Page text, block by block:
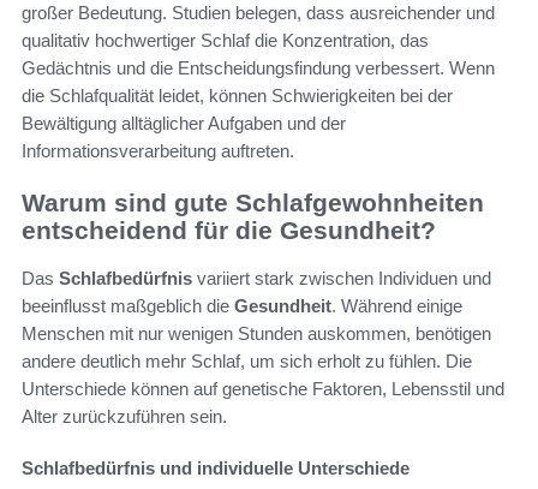
großer Bedeutung. Studien belegen, dass ausreichender und
qualitativ hochwertiger Schlaf die Konzentration, das
Gedächtnis und die Entscheidungsfindung verbessert. Wenn
die Schlafqualität leidet, können Schwierigkeiten bei der
Bewältigung alltäglicher Aufgaben und der
Informationsverarbeitung auftreten.
Warum sind gute Schlafgewohnheiten
entscheidend für die Gesundheit?
Das Schlafbedürfnis variiert stark zwischen Individuen und
beeinflusst maßgeblich die Gesundheit. Während einige
Menschen mit nur wenigen Stunden auskommen, benötigen
andere deutlich mehr Schlaf, um sich erholt zu fühlen. Die
Unterschiede können auf genetische Faktoren, Lebensstil und
Alter zurückzuführen sein.
Schlafbedürfnis und individuelle Unterschiede